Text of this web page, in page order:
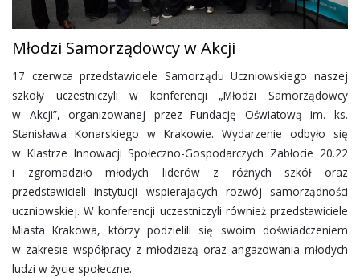
Młodzi Samorządowcy w Akcji
17 czerwca przedstawiciele Samorządu Uczniowskiego naszej
szkoły uczestniczyli w konferencji „Młodzi Samorządowcy
w Akcji”, organizowanej przez Fundację Oświatową im. ks.
Stanisława Konarskiego w Krakowie. Wydarzenie odbyło się
w Klastrze Innowacji Społeczno-Gospodarczych Zabłocie 20.22
i zgromadziło młodych liderów z różnych szkół oraz
przedstawicieli instytucji wspierających rozwój samorządności
uczniowskiej. W konferencji uczestniczyli również przedstawiciele
Miasta Krakowa, którzy podzielili się swoim doświadczeniem
w zakresie współpracy z młodzieżą oraz angażowania młodych
ludzi w życie społeczne.